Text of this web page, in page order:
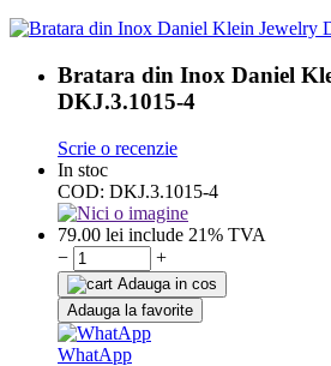
Bratara din Inox Daniel
DKJ.3.1015-4
Scrie o recenzie
In stoc
COD: DKJ.3.1015-4
79.00 lei include 21% TVA
−
+
Adauga in cos
Adauga la favorite
WhatApp